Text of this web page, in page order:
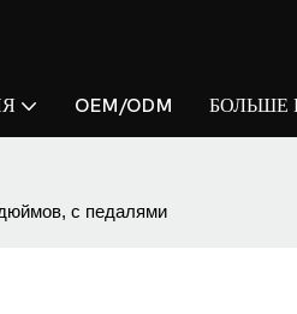
OEM/ODM
с педалями